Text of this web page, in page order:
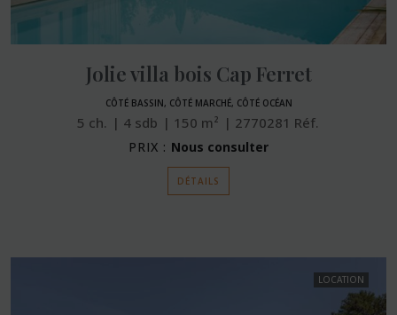
Jolie villa bois Cap Ferret
CÔTÉ BASSIN, CÔTÉ MARCHÉ, CÔTÉ OCÉAN
5 ch. 4 sdb 150 m² 2770281 Réf.
PRIX : Nous consulter
DÉTAILS
LOCATION